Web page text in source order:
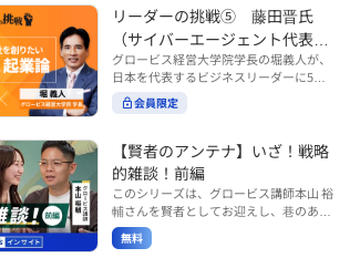
す。 本コースでは、基礎的なコーチング
の考え方を押さえたうえで、実際の職場
で起こりがちな事例をもとに、相手の思
考と行動を引き出す関わり方を学びま
す。 また、代表的なコーチングのフレー
ムワークである「GROWモデル」を取り
の主体性を引き出していくのかを、わか
りやすく解説します。 メンバーとの対話
を、成長を促す機会へと変えていく。そ
の第一歩としておすすめのコースです。
コース内で紹介している「傾聴力」を深
めたい方は、こちらも合わせてご覧くだ
さい。 ・傾聴力 ~リーダーのための聴く
バックオフィス」では、人事・総務・労
務・経理・情報システムなどのバックオ
フィス領域において、定型業務の自動化
や効率化といった現場レベルのAI活用だ
けでなく、いかにして経営や戦略に貢献
する存在へと進化していくのかについて
考えを深め、学んでいきます。 ■こんな
理・情シスなど、バックオフィス部門を
率いるリーダー・マネージャーの方 ・バ
ックオフィス業務へのAI活用やDX推進を
担っている方 ・AI時代におけるバックオ
フィスの役割や戦略のあり方を考えたい
方 ■AIシフトシリーズとは？ 『AI BUSI
リーダーの挑戦⑤ 藤田晋氏
（サイバーエージェント代表取
締役）
グロービス経営大学院学長の堀義人が、
日本を代表するビジネスリーダーに5つ
の質問（能力開発／挑戦／試練／仲間／
志）を投げかけ、その人生哲学を解き明
ーエージェント代表取締役の藤田晋氏。
起業の理由、経営をどうやって学んだ
か、アメーバブログ・ABEMAの立ち上
げ、経営チームづくりについてなど聞い
ていきます。（肩書きは2020年12月11
日撮影当時のもの） 藤田 晋 サイバー
会員限定
【賢者のアンテナ】いざ！戦略
的雑談！前編
このシリーズは、グロービス講師本山 裕
輔さんを賢者としてお迎えし、巷のあり
とあらゆるものを独自の視点で紐解き、
皆様の学びの意欲を刺激するコンテンツ
無料